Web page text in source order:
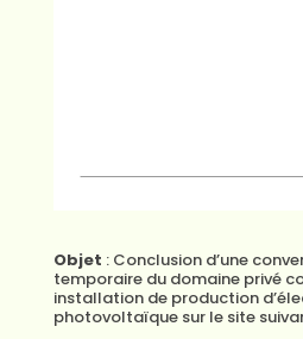
Objet : Conclusion d’une
temporaire du domaine privé
installation de production
photovoltaïque sur le site